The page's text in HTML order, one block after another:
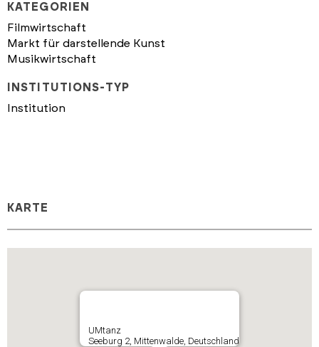
KATEGORIEN
Filmwirtschaft
Markt für darstellende Kunst
Musikwirtschaft
INSTITUTIONS-TYP
Institution
KARTE
UMtanz
Seeburg 2, Mittenwalde, Deutschland